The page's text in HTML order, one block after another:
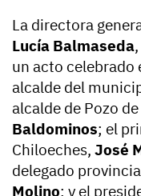
La directora
Lucía Balmaseda
un acto celebrado
alcalde del
alcalde de Pozo
Baldominos; el
Chiloeches, José
delegado
Molino; y el